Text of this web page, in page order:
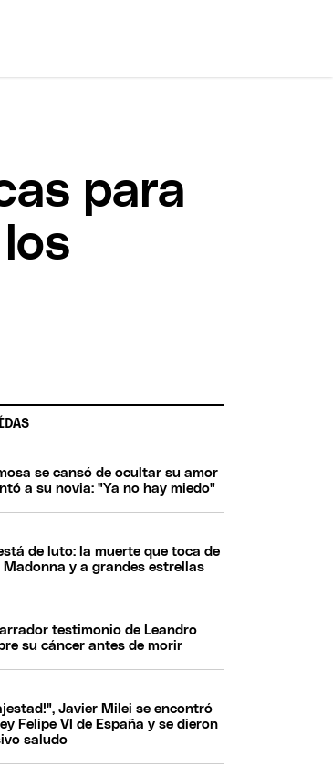
para
se cansó de ocultar su amor
a su novia: "Ya no hay miedo"
de luto: la muerte que toca de
Madonna y a grandes estrellas
testimonio de Leandro
su cáncer antes de morir
Javier Milei se encontró
Felipe VI de España y se dieron
saludo